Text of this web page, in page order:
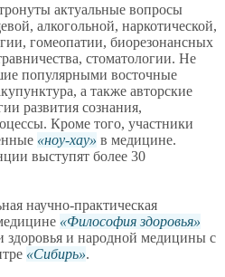
актуальные вопросы
алкогольной, наркотической,
гомеопатии, биорезонансных
стоматологии. Не
популярными восточные
а также авторские
развития сознания,
Кроме того, участники
ноу-хау
в медицине.
выступят более 30
научно-практическая
Философия здоровья
здоровья и народной медицины с
Сибирь .